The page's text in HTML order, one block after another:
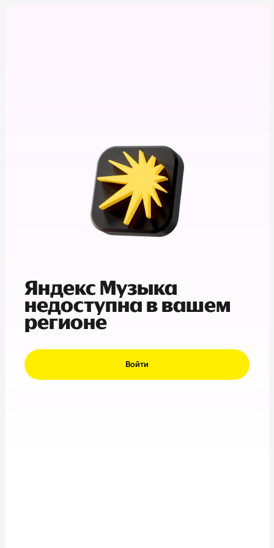
Яндекс Музыка
недоступна в вашем
регионе
Войти